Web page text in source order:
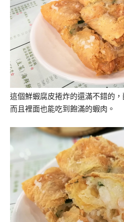
這個鮮蝦腐皮捲炸的還滿不錯的
而且裡面也能吃到飽滿的蝦肉。